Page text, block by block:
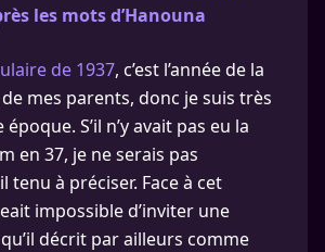
les mots d’Hanouna
de 1937, c’est l’année de la
mes parents, donc je suis très
S’il n’y avait pas eu la
en 37, je ne serais pas
tenu à préciser. Face à cet
impossible d’inviter une
décrit par ailleurs comme